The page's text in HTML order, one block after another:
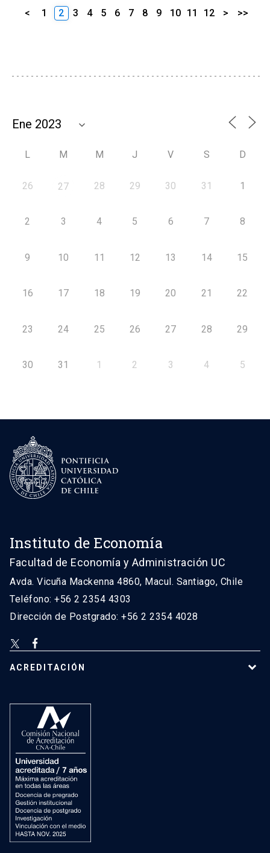
< 1 2 3 4 5 6 7 8 9 10 11 12 > >>
L M M J V S D
26 27 28 29 30 31 1
2 3 4 5 6 7 8
9 10 11 12 13 14 15
16 17 18 19 20 21 22
23 24 25 26 27 28 29
30 31 1 2 3 4 5
Instituto de Economía
Facultad de Economía y Administración UC
Avda. Vicuña Mackenna 4860, Macul. Santiago, Chile
Teléfono: +56 2 2354 4303
Dirección de Postgrado: +56 2 2354 4028
ACREDITACIÓN